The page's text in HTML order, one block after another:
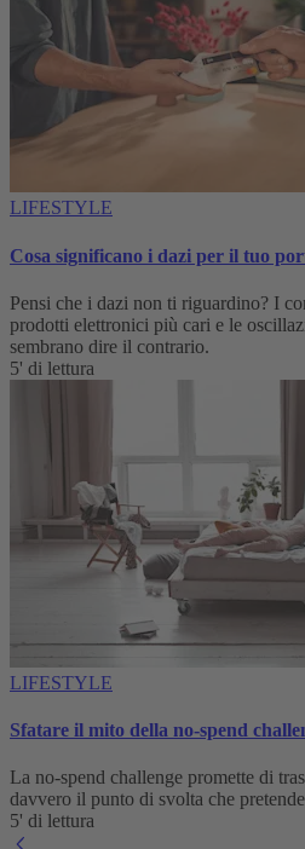
LIFESTYLE
Cosa significano i dazi per il tuo
Pensi che i dazi non ti riguardino? I
prodotti elettronici più cari e le
sembrano dire il contrario.
5' di lettura
LIFESTYLE
Sfatare il mito della no-spend
La no-spend challenge promette di
davvero il punto di svolta che
5' di lettura